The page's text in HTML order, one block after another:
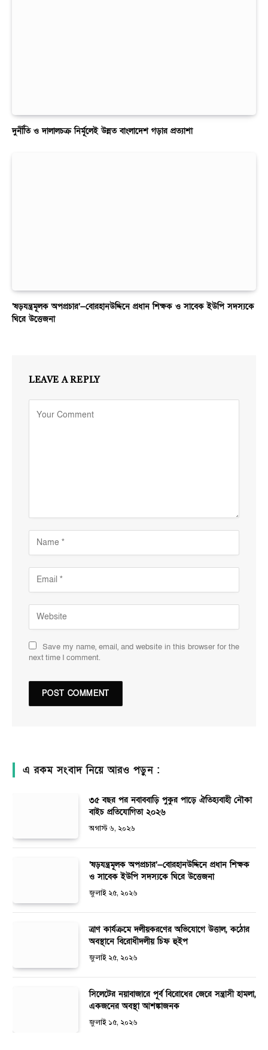
দুর্নীতি ও দালালচক্র নির্মূলেই উন্নত বাংলাদেশ গড়ার প্রত্যাশা
‘ষড়যন্ত্রমূলক অপপ্রচার’—বোরহানউদ্দিনে প্রধান শিক্ষক ও সাবেক ইউপি সদস্যকে
ঘিরে উত্তেজনা
LEAVE A REPLY
Save my name, email, and website in this browser for the
next time I comment.
এ রকম সংবাদ নিয়ে আরও পড়ুন :
৩৫ বছর পর নবাববাড়ি পুকুর পাড়ে ঐতিহ্যবাহী নৌকা
বাইচ প্রতিযোগিতা ২০২৬
অগাস্ট ৬, ২০২৬
‘ষড়যন্ত্রমূলক অপপ্রচার’—বোরহানউদ্দিনে প্রধান শিক্ষক
ও সাবেক ইউপি সদস্যকে ঘিরে উত্তেজনা
জুলাই ২৫, ২০২৬
ত্রাণ কার্যক্রমে দলীয়করণের অভিযোগে উত্তাল, কঠোর
অবস্থানে বিরোধীদলীয় চিফ হুইপ
জুলাই ২৫, ২০২৬
সিলেটের নয়াবাজারে পূর্ব বিরোধের জেরে সন্ত্রাসী হামলা,
একজনের অবস্থা আশঙ্কাজনক
জুলাই ১৫, ২০২৬